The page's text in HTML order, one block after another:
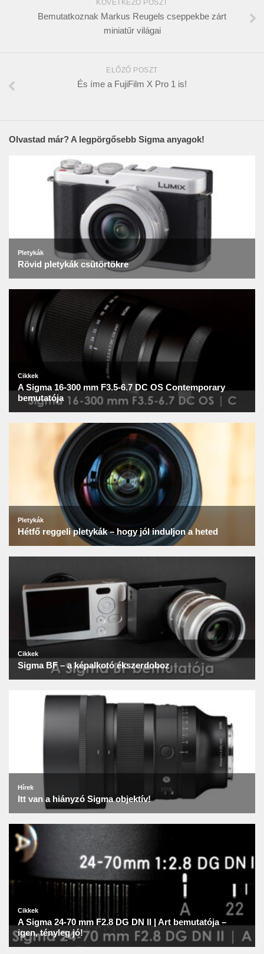
KÖVETKEZŐ POSZT
Bemutatkoznak Markus Reugels cseppekbe zárt
miniatűr világai
ELŐZŐ POSZT
És íme a FujiFilm X Pro 1 is!
Olvastad már? A legpörgősebb Sigma anyagok!